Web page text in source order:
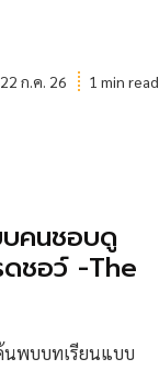
22 ก.ค. 26 1 min read
คนชอบดู
ชอว์ -The
นพบบทเรียนแบบ